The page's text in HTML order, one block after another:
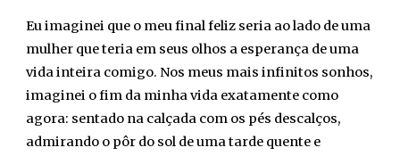
Eu imaginei que o meu final feliz seria ao lado de uma
mulher que teria em seus olhos a esperança de uma
vida inteira comigo. Nos meus mais infinitos sonhos,
imaginei o fim da minha vida exatamente como
agora: sentado na calçada com os pés descalços,
admirando o pôr do sol de uma tarde quente e